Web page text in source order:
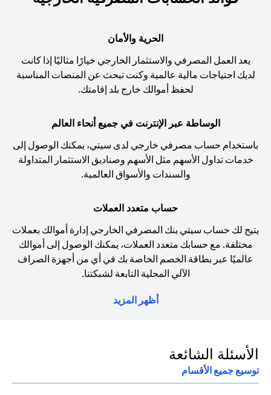
الحرية والأمان
يعد العمل المصرفي والاستثمار الخارجي خيارًا مثاليًا إذا كانت
لديك احتياجات مالية عالمية وكنت تبحث عن المنصات المناسبة
لحفظ أموالك خارج بلد إقامتك.
الوساطة عبر الإنترنت في جميع أنحاء العالم
باستخدام حساب مصرفي خارجي لدى سيتي، يمكنك الوصول إلى
خدمات تداول الأسهم مثل الأسهم وصناديق الاستثمار المتداولة
والسندات والأسواق العالمية.
حساب متعدد العملات
يتيح لك حساب سيتي بنك المصرفي الخارجي إدارة أموالك بعملات
مختلفة. مع حسابك متعدد العملات، يمكنك الوصول إلى أموالك
عالميًا عبر بطاقة الخصم الخاصة بك في أي من أجهزة الصراف
الآلي المحلية التابعة لشبكتنا.
أظهر المزيد
الأسئلة الشائعة
توسيع جميع الأقسام